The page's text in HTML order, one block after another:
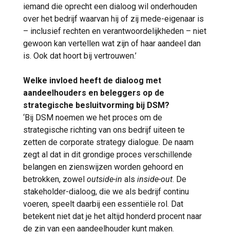
iemand die oprecht een dialoog wil onderhouden
over het bedrijf waarvan hij of zij mede-eigenaar is
– inclusief rechten en verantwoordelijkheden – niet
gewoon kan vertellen wat zijn of haar aandeel dan
is. Ook dat hoort bij vertrouwen.’
Welke invloed heeft de dialoog met
aandeelhouders en beleggers op de
strategische besluitvorming bij DSM?
‘Bij DSM noemen we het proces om de
strategische richting van ons bedrijf uiteen te
zetten de corporate strategy dialogue. De naam
zegt al dat in dit grondige proces verschillende
belangen en zienswijzen worden gehoord en
betrokken, zowel outside-in als inside-out. De
stakeholder-dialoog, die we als bedrijf continu
voeren, speelt daarbij een essentiële rol. Dat
betekent niet dat je het altijd honderd procent naar
de zin van een aandeelhouder kunt maken.